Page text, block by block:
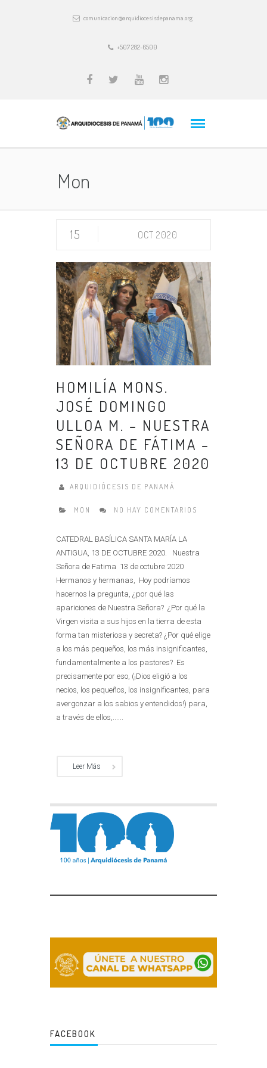
comunicacion@arquidiocesisdepanama.org
+507 282-6500
Mon
15 OCT 2020
HOMILÍA MONS.
JOSÉ DOMINGO
ULLOA M. – NUESTRA
SEÑORA DE FÁTIMA –
13 DE OCTUBRE 2020
ARQUIDIÓCESIS DE PANAMÁ
MON NO HAY COMENTARIOS
CATEDRAL BASÍLICA SANTA MARÍA LA
ANTIGUA, 13 DE OCTUBRE 2020. Nuestra
Señora de Fatima 13 de octubre 2020
Hermanos y hermanas, Hoy podríamos
hacernos la pregunta, ¿por qué las
apariciones de Nuestra Señora? ¿Por qué la
Virgen visita a sus hijos en la tierra de esta
forma tan misteriosa y secreta? ¿Por qué elige
a los más pequeños, los más insignificantes,
fundamentalmente a los pastores? Es
precisamente por eso, (¡Dios eligió a los
necios, los pequeños, los insignificantes, para
avergonzar a los sabios y entendidos!) para,
a través de ellos,......
Leer Más
FACEBOOK